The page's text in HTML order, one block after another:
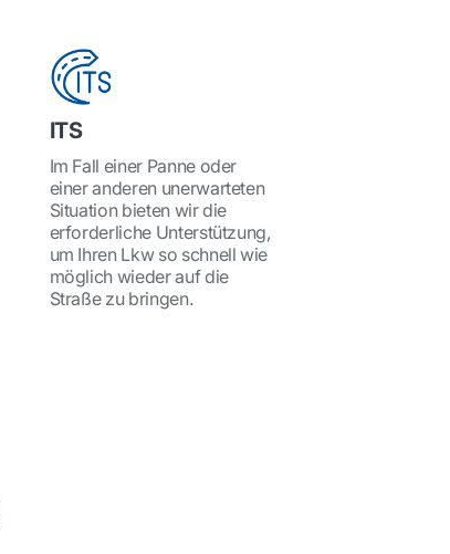
ITS
Im Fall einer Panne oder
einer anderen unerwarteten
Situation bieten wir die
erforderliche Unterstützung,
um Ihren Lkw so schnell wie
möglich wieder auf die
Straße zu bringen.